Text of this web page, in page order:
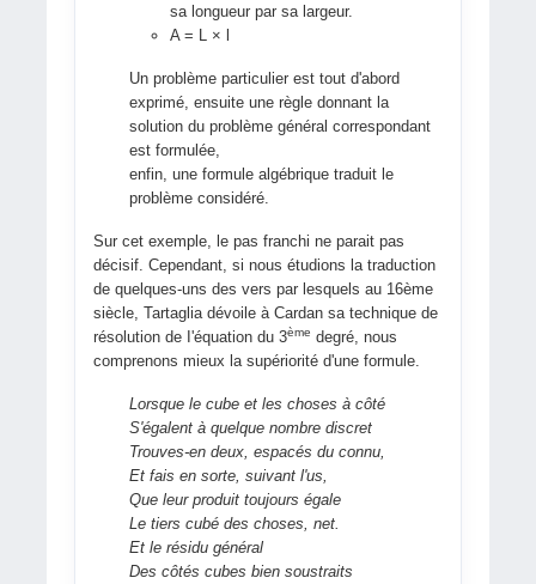
sa longueur par sa largeur.
A = L × l
Un problème particulier est tout d'abord
exprimé, ensuite une règle donnant la
solution du problème général correspondant
est formulée,
enfin, une formule algébrique traduit le
problème considéré.
Sur cet exemple, le pas franchi ne parait pas
décisif. Cependant, si nous étudions la traduction
de quelques-uns des vers par lesquels au 16ème
siècle, Tartaglia dévoile à Cardan sa technique de
résolution de I'équation du 3ème degré, nous
comprenons mieux la supériorité d'une formule.
Lorsque le cube et les choses à côté
S'égalent à quelque nombre discret
Trouves-en deux, espacés du connu,
Et fais en sorte, suivant l'us,
Que leur produit toujours égale
Le tiers cubé des choses, net.
Et le résidu général
Des côtés cubes bien soustraits